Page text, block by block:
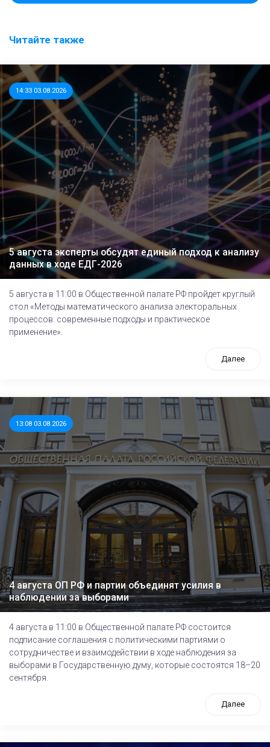
Читайте также
14:33 03.08.2026
5 августа эксперты обсудят единый подход к анализу
данных в ходе ЕДГ-2026
5 августа в 11:00 в Общественной палате РФ пройдет круглый
стол «Методы математического анализа электоральных
процессов: современные подходы и практическое
применение».
Далее
13:08 03.08.2026
4 августа ОП РФ и партии объединят усилия в
наблюдении за выборами
4 августа в 11:00 в Общественной палате РФ состоится
подписание соглашения с политическими партиями о
сотрудничестве и взаимодействии в ходе наблюдения за
выборами в Государственную думу, которые состоятся 18–20
сентября.
Далее